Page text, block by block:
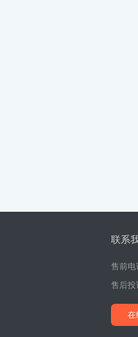
联系
售前电
售后投
在